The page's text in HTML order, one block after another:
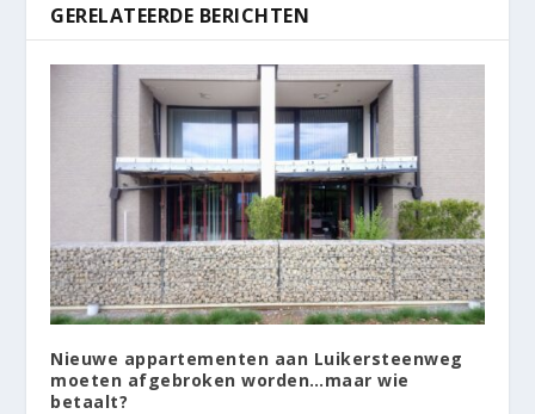
GERELATEERDE BERICHTEN
Nieuwe appartementen aan Luikersteenweg
moeten afgebroken worden…maar wie
betaalt?